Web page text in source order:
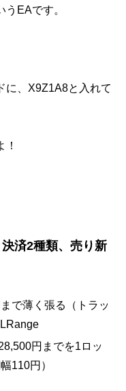
EAです。
に、X9Z1A8と入れて
済2種類、売り新
で薄く張る（トラッ
円までを1ロッ
110円）